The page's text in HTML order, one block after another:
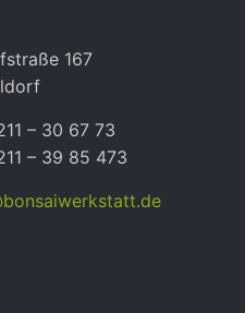
167
– 30 67 73
– 39 85 473